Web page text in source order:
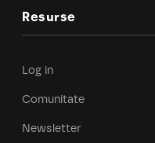
Resurse
Log in
Comunitate
Newsletter